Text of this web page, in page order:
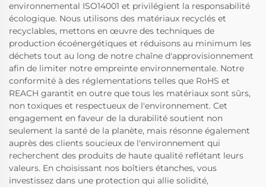
environnemental ISO14001 et privilégient la responsabilité
écologique. Nous utilisons des matériaux recyclés et
recyclables, mettons en œuvre des techniques de
production écoénergétiques et réduisons au minimum les
déchets tout au long de notre chaîne d'approvisionnement
afin de limiter notre empreinte environnementale. Notre
conformité à des réglementations telles que RoHS et
REACH garantit en outre que tous les matériaux sont sûrs,
non toxiques et respectueux de l'environnement. Cet
engagement en faveur de la durabilité soutient non
seulement la santé de la planète, mais résonne également
auprès des clients soucieux de l'environnement qui
recherchent des produits de haute qualité reflétant leurs
valeurs. En choisissant nos boîtiers étanches, vous
investissez dans une protection qui allie solidité,